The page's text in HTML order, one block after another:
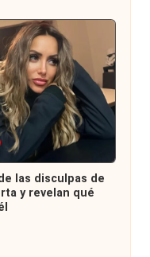
las disculpas de
y revelan qué